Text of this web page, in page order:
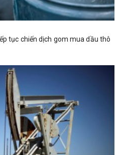
tục chiến dịch gom mua dầu thô